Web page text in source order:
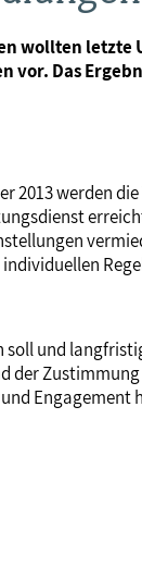
wollten
Das
2013 werden
und
Engagement